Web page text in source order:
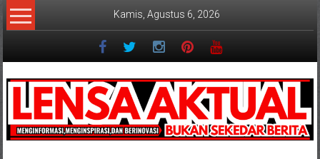
Lompat
ke
Kamis, Agustus 6, 2026